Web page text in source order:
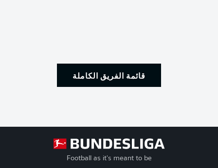
قائمة الفريق الكاملة
Football as it's meant to be